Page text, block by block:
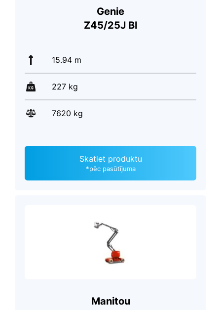
Genie
Z45/25J BI
15.94 m
227 kg
7620 kg
Skatiet produktu
*pēc pasūtījuma
Manitou